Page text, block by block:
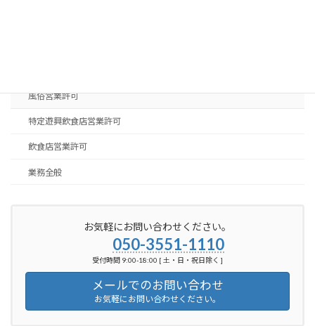
風俗営業許可
特定遊興飲食店営業許可
飲食店営業許可
業務全般
お気軽にお問い合わせください。
050-3551-1110
受付時間 9:00-18:00 [ 土・日・祝日除く ]
メールでのお問い合わせ
お気軽にお問い合わせください。